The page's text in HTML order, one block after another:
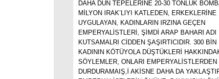
DAHA DÜN TEPELERİNE 20-30 TONLUK
MİLYON IRAK’LIYI KATLEDEN, ERKEKLERİNE
UYGULAYAN, KADINLARIN IRZINA GEÇEN
EMPERYALİSTLERİ, ŞİMDİ ARAP BAHARI ADI
KUTSAMALRI CİDDEN ŞAŞIRTICIDIR. 300 BİN
KADININ KÖTÜYOLA DÜŞTÜKLERİ
SÖYLEMLER, ONLARI EMPERYALİSTLERDEN
DURDURAMAIŞ,İ AKİSNE DAHA DA